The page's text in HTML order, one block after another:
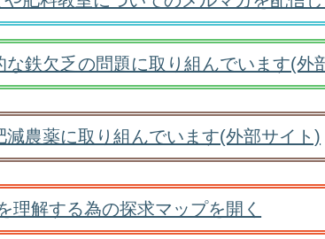
な鉄欠乏の問題に取り組んでいます(外
減農薬に取り組んでいます(外部サイト)
理解する為の探求マップを開く